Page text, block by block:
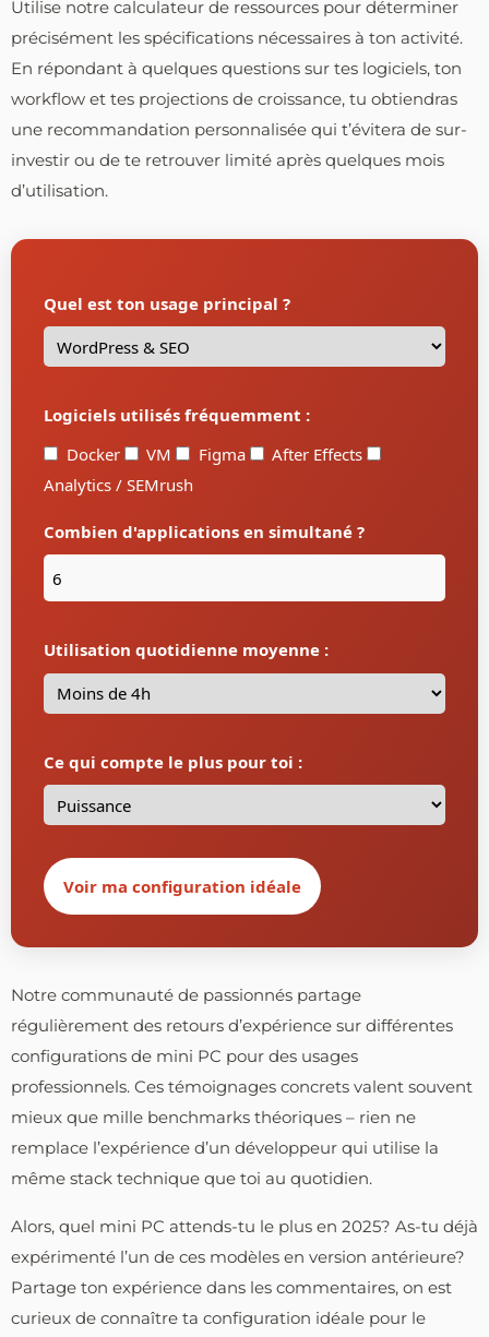
Utilise notre calculateur de ressources pour déterminer
précisément les spécifications nécessaires à ton activité.
En répondant à quelques questions sur tes logiciels, ton
workflow et tes projections de croissance, tu obtiendras
une recommandation personnalisée qui t’évitera de sur-
investir ou de te retrouver limité après quelques mois
d’utilisation.
Quel est ton usage principal ?
Logiciels utilisés fréquemment :
Docker
VM Figma
After Effects
Analytics / SEMrush
Combien d'applications en simultané ?
Utilisation quotidienne moyenne :
Ce qui compte le plus pour toi :
Voir ma configuration idéale
Notre communauté de passionnés partage
régulièrement des retours d’expérience sur différentes
configurations de mini PC pour des usages
professionnels. Ces témoignages concrets valent souvent
mieux que mille benchmarks théoriques – rien ne
remplace l’expérience d’un développeur qui utilise la
même stack technique que toi au quotidien.
Alors, quel mini PC attends-tu le plus en 2025? As-tu déjà
expérimenté l’un de ces modèles en version antérieure?
Partage ton expérience dans les commentaires, on est
curieux de connaître ta configuration idéale pour le